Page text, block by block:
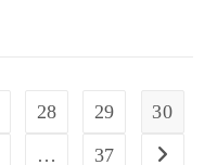
28 29
30
… 37 Go to